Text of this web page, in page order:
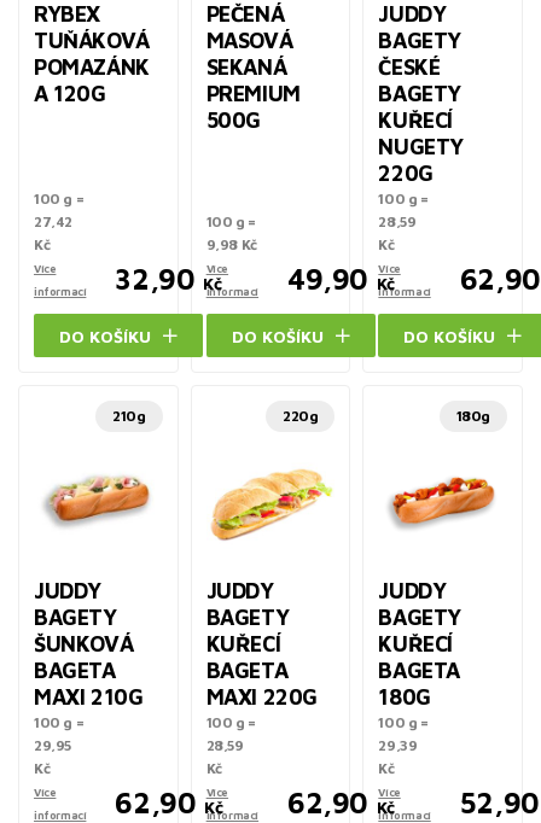
RYBEX
TUŇÁKOVÁ
POMAZÁNK
A 120G
100 g =
27,42
Kč
Více
informací
32,90 Kč
DO KOŠÍKU
PEČENÁ
MASOVÁ
SEKANÁ
PREMIUM
500G
100 g =
9,98 Kč
Více
informací
49,90 Kč
DO KOŠÍKU
JUDDY
BAGETY
ČESKÉ
BAGETY
KUŘECÍ
NUGETY
220G
100 g =
28,59
Kč
Více
informací
62,90
DO KOŠÍKU
210g
JUDDY
BAGETY
ŠUNKOVÁ
BAGETA
MAXI 210G
100 g =
29,95
Kč
Více
informací
62,90 Kč
220g
JUDDY
BAGETY
KUŘECÍ
BAGETA
MAXI 220G
100 g =
28,59
Kč
Více
informací
62,90 Kč
180g
JUDDY
BAGETY
KUŘECÍ
BAGETA
180G
100 g =
29,39
Kč
Více
informací
52,90